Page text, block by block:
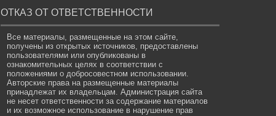
ОТКАЗ ОТ ОТВЕТСТВЕННОСТИ
Все материалы, размещенные на этом сайте,
получены из открытых источников, предоставлены
пользователями или опубликованы в
ознакомительных целях в соответствии с
положениями о добросовестном использовании.
Авторские права на размещенные материалы
принадлежат их владельцам. Администрация сайта
не несет ответственности за содержание материалов
и их возможное использование в нарушение прав